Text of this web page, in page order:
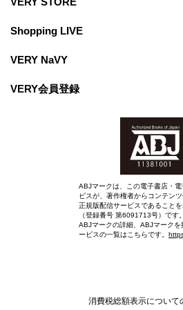
Shopping LIVE
VERY NaVY
VERY会員登録
ABJマークは、この電子書店・
ビスが、著作権者からコンテン
正規版配信サービスであること
（登録番号 第6091713号）です。
ABJマークの詳細、ABJマークを
ービスの一覧はこちらです。
消費税総額表示について